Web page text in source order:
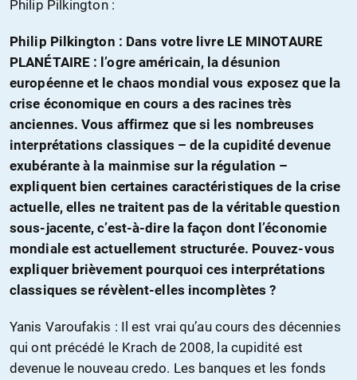
Philip Pilkington :
Philip Pilkington : Dans votre livre LE MINOTAURE
PLANÉTAIRE : l’ogre américain, la désunion
européenne et le chaos mondial vous exposez que la
crise économique en cours a des racines très
anciennes. Vous affirmez que si les nombreuses
interprétations classiques – de la cupidité devenue
exubérante à la mainmise sur la régulation –
expliquent bien certaines caractéristiques de la crise
actuelle, elles ne traitent pas de la véritable question
sous-jacente, c’est-à-dire la façon dont l’économie
mondiale est actuellement structurée. Pouvez-vous
expliquer brièvement pourquoi ces interprétations
classiques se révèlent-elles incomplètes ?
Yanis Varoufakis : Il est vrai qu’au cours des décennies
qui ont précédé le Krach de 2008, la cupidité est
devenue le nouveau credo. Les banques et les fonds